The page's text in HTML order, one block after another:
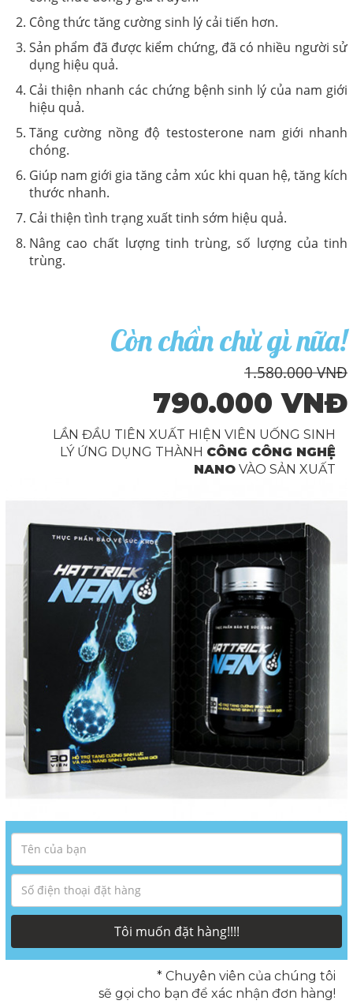
Công thức tăng cường sinh lý cải tiến hơn.
Sản phẩm đã được kiểm chứng, đã có nhiều người sử
dụng hiệu quả.
Cải thiện nhanh các chứng bệnh sinh lý của nam giới
hiệu quả.
Tăng cường nồng độ testosterone nam giới nhanh
chóng.
Giúp nam giới gia tăng cảm xúc khi quan hệ, tăng kích
thước nhanh.
Cải thiện tình trạng xuất tinh sớm hiệu quả.
Nâng cao chất lượng tinh trùng, số lượng của tinh
trùng.
Còn chần chừ gì nữa!
1.580.000 VNĐ
790.000 VNĐ
LẦN ĐẦU TIÊN XUẤT HIỆN VIÊN UỐNG SINH
LÝ ỨNG DỤNG THÀNH CÔNG CÔNG NGHỆ
NANO VÀO SẢN XUẤT
Tôi muốn đặt hàng!!!!
* Chuyên viên của chúng tôi
sẽ gọi cho bạn để xác nhận đơn hàng!